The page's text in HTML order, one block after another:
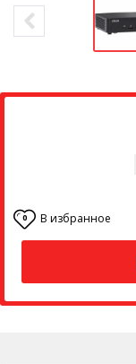
0 В избранное